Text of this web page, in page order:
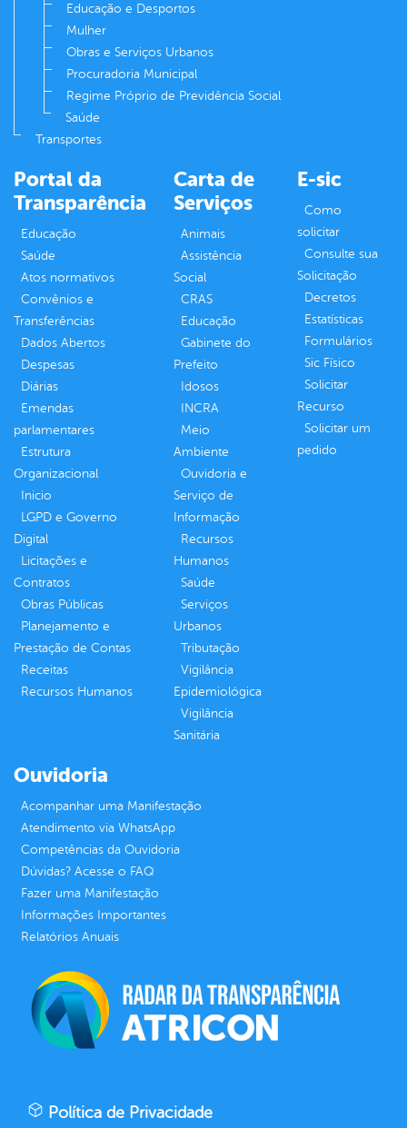
Educação e Desportos
Mulher
Obras e Serviços Urbanos
Procuradoria Municipal
Regime Próprio de Previdência Social
Saúde
Transportes
Portal da
Transparência
Educação
Saúde
Atos normativos
Convênios e
Transferências
Dados Abertos
Despesas
Diárias
Emendas
parlamentares
Estrutura
Organizacional
Inicio
LGPD e Governo
Digital
Licitações e
Contratos
Obras Públicas
Planejamento e
Prestação de Contas
Receitas
Recursos Humanos
Carta de
Serviços
Animais
Assistência
Social
CRAS
Educação
Gabinete do
Prefeito
Idosos
INCRA
Meio
Ambiente
Ouvidoria e
Serviço de
Informação
Recursos
Humanos
Saúde
Serviços
Urbanos
Tributação
Vigilância
Epidemiológica
Vigilância
Sanitária
E-sic
Como
solicitar
Consulte sua
Solicitação
Decretos
Estatísticas
Formulários
Sic Físico
Solicitar
Recurso
Solicitar um
pedido
Ouvidoria
Acompanhar uma Manifestação
Atendimento via WhatsApp
Competências da Ouvidoria
Dúvidas? Acesse o FAQ
Fazer uma Manifestação
Informações Importantes
Relatórios Anuais
Política de Privacidade